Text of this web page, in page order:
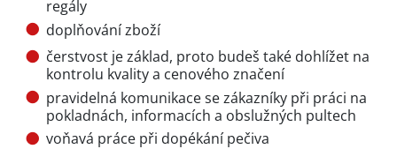
regály
doplňování zboží
čerstvost je základ, proto budeš také dohlížet na
kontrolu kvality a cenového značení
pravidelná komunikace se zákazníky při práci na
pokladnách, informacích a obslužných pultech
voňavá práce při dopékání pečiva